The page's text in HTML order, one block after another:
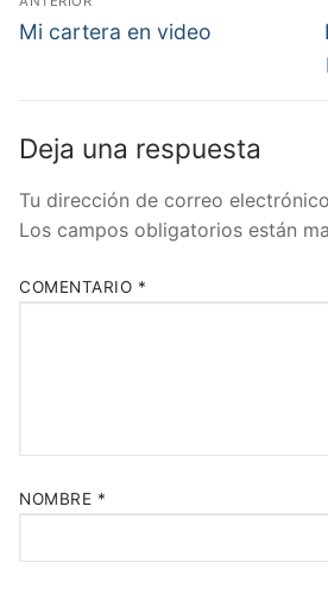
de
Entrada
Mi cartera en video
Deja una respuesta
Tu dirección de correo
Los campos obligatorios están
COMENTARIO *
NOMBRE *